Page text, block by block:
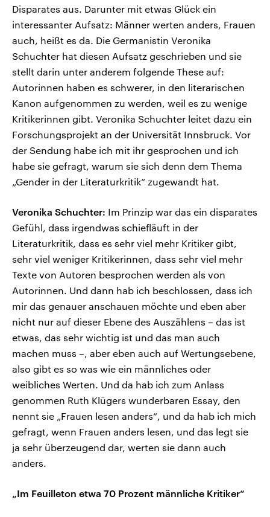
Disparates aus. Darunter mit etwas Glück ein
interessanter Aufsatz: Männer werten anders, Frauen
auch, heißt es da. Die Germanistin Veronika
Schuchter hat diesen Aufsatz geschrieben und sie
stellt darin unter anderem folgende These auf:
Autorinnen haben es schwerer, in den literarischen
Kanon aufgenommen zu werden, weil es zu wenige
Kritikerinnen gibt. Veronika Schuchter leitet dazu ein
Forschungsprojekt an der Universität Innsbruck. Vor
der Sendung habe ich mit ihr gesprochen und ich
habe sie gefragt, warum sie sich denn dem Thema
„Gender in der Literaturkritik“ zugewandt hat.
Veronika Schuchter: Im Prinzip war das ein disparates
Gefühl, dass irgendwas schiefläuft in der
Literaturkritik, dass es sehr viel mehr Kritiker gibt,
sehr viel weniger Kritikerinnen, dass sehr viel mehr
Texte von Autoren besprochen werden als von
Autorinnen. Und dann hab ich beschlossen, dass ich
mir das genauer anschauen möchte und eben aber
nicht nur auf dieser Ebene des Auszählens – das ist
etwas, das sehr wichtig ist und das man auch
machen muss –, aber eben auch auf Wertungsebene,
also gibt es so was wie ein männliches oder
weibliches Werten. Und da hab ich zum Anlass
genommen Ruth Klügers wunderbaren Essay, den
nennt sie „Frauen lesen anders“, und da hab ich mich
gefragt, wenn Frauen anders lesen, und das legt sie
ja sehr überzeugend dar, werten sie dann auch
anders.
„Im Feuilleton etwa 70 Prozent männliche Kritiker“